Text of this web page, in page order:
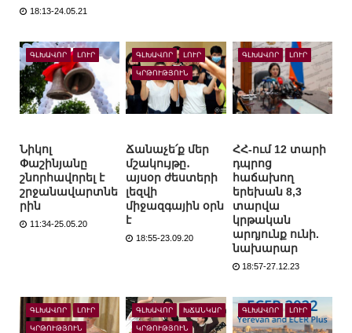
18:13-24.05.21
ԳԼԽԱՎՈՐ ԼՈՒՐ
Նիկոլ
Փաշինյանը
շնորհավորել է
շրջանավարտնե
րին
11:34-25.05.20
ԳԼԽԱՎՈՐ ԼՈՒՐ
ԿՐԹՈՒԹՅՈՒՆ
Ճանաչե՛ք մեր
մշակույթը․
այսօր ժեստերի
լեզվի
միջազգային օրն
է
18:55-23.09.20
ԳԼԽԱՎՈՐ ԼՈՒՐ
ՀՀ-ում 12 տարի
դպրոց
հաճախող
երեխան 8,3
տարվա
կրթական
արդյունք ունի.
նախարար
18:57-27.12.23
ԳԼԽԱՎՈՐ ԼՈՒՐ
ԿՐԹՈՒԹՅՈՒՆ
ԳԼԽԱՎՈՐ ԽՃԱՆԿԱՐ
ԿՐԹՈՒԹՅՈՒՆ
ԳԼԽԱՎՈՐ ԼՈՒՐ